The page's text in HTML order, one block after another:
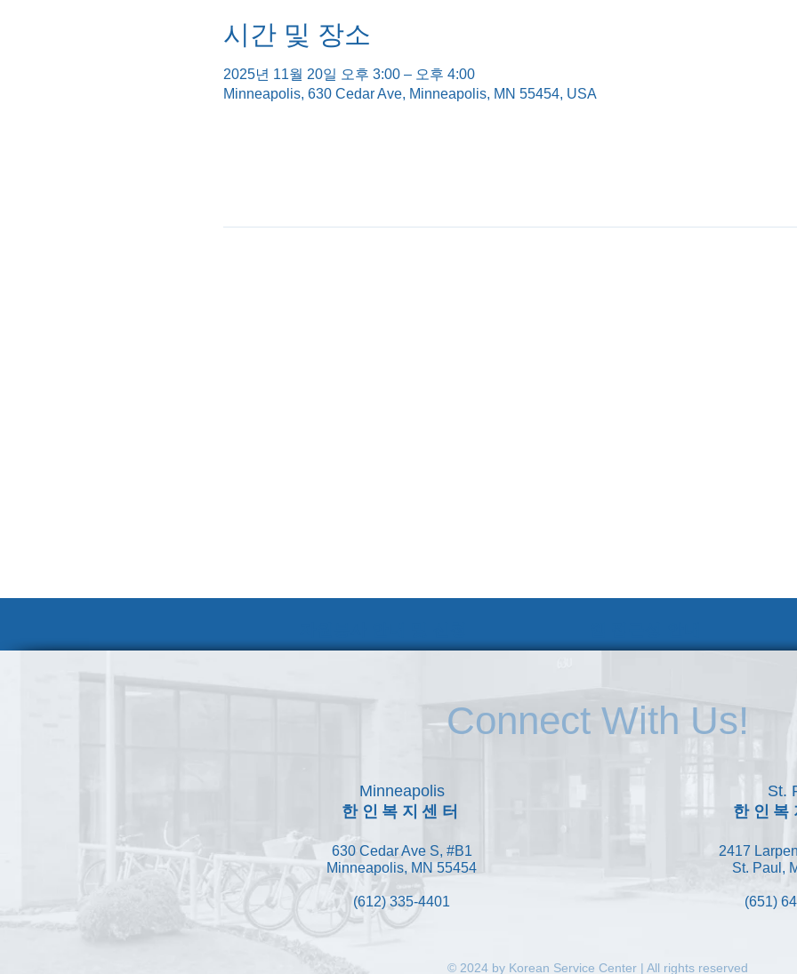
시간 및 장소
2025년 11월 20일 오후 3:00 – 오후 4:00
Minneapolis, 630 Cedar Ave, Minneapolis, MN 55454, USA
Connect With Us!
Minneapolis
한인복지센터
630 Cedar Ave S, #B1
Minneapolis, MN 55454
(612) 335-4401
St.
한인복
2417
St. Paul,
(651)
© 2024 by Korean Service Center | All rights reserved